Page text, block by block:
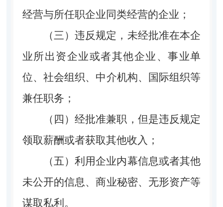
经营与所任职企业同类经营的企业；
（三）违反规定，未经批准在本企
业所出资企业或者其他企业、事业单
位、社会组织、中介机构、国际组织等
兼任职务；
（四）经批准兼职，但是违反规定
领取薪酬或者获取其他收入；
（五）利用企业内幕信息或者其他
未公开的信息、商业秘密、无形资产等
谋取私利。